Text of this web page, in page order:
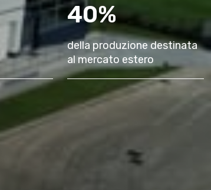
40%
della produzione destinata
al mercato estero